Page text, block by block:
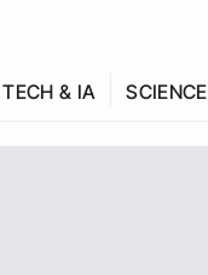
TECH & IA SCIENCE